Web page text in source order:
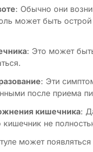
: Обычно они
может быть
: Это может
: Эти
после приема
кишечника:
кишечник не
может